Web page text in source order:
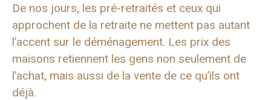
De nos jours, les pré-retraités et ceux qui
approchent de la retraite ne mettent pas autant
l’accent sur le déménagement. Les prix des
maisons retiennent les gens non seulement de
l’achat, mais aussi de la vente de ce qu’ils ont
déjà.